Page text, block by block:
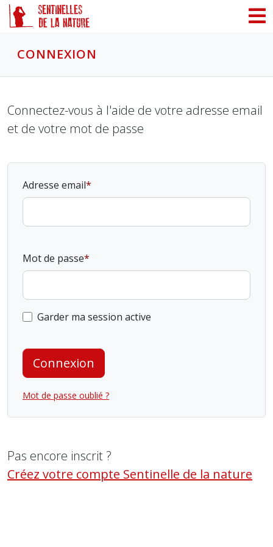
CONNEXION
Connectez-vous à l'aide de votre adresse email
et de votre mot de passe
Adresse email
Mot de passe
Garder ma session active
Connexion
Mot de passe oublié ?
Pas encore inscrit ?
Créez votre compte Sentinelle de la nature
Panneau de gestion des cookies